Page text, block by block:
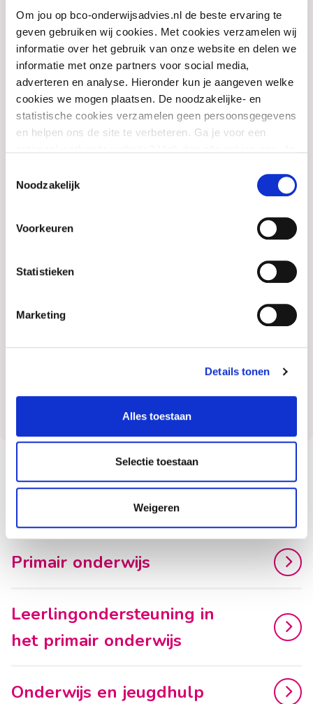
Om jou op bco-onderwijsadvies.nl de beste ervaring te
geven gebruiken wij cookies. Met cookies verzamelen wij
informatie over het gebruik van onze website en delen we
informatie met onze partners voor social media,
adverteren en analyse. Hieronder kun je aangeven welke
cookies we mogen plaatsen. De noodzakelijke- en
statistische cookies verzamelen geen persoonsgegevens
en helpen ons de site te verbeteren. Ga je voor een
Noodzakelijk
Voorkeuren
Statistieken
Marketing
Details tonen
Alles toestaan
Selectie toestaan
Weigeren
optimistische houding: “Geit neet, besteit neet”,
zoals ik het in het dialect zou zeggen.
Andersom raak ik geïnspireerd door hun
betrokkenheid en liefde voor het onderwijs. Dat
gedeelde vuur vormt mijn grootste drijfveer.
orthopedagoog in het primair onderwijs. Ik
van leerkrachten, intern begeleiders en teams.
mogelijkheden. Samen zoeken we naar wat wél
werkt, totdat groei weer mogelijk, merkbaar en
duurzaam wordt.
De aandachtsgebieden van Inge
Primair onderwijs
Leerlingondersteuning in
het primair onderwijs
Onderwijs en jeugdhulp